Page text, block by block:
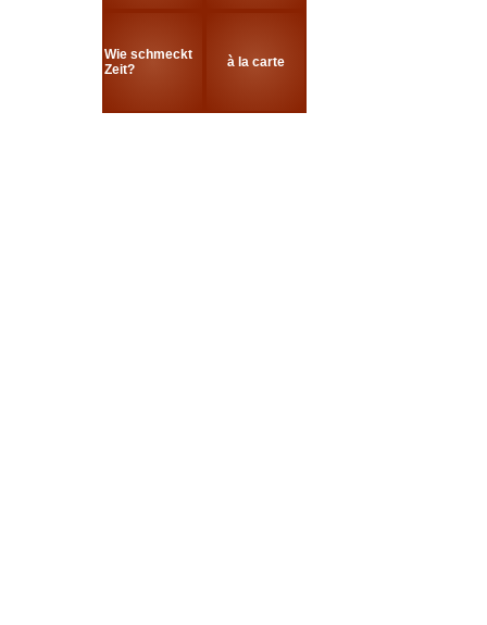
Wie schmeckt
Zeit?
à la carte